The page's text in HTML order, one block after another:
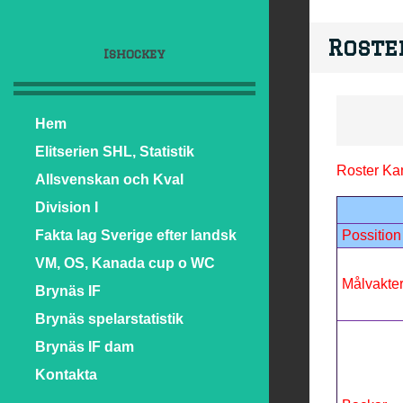
Ishockey
Hem
Elitserien SHL, Statistik
Allsvenskan och Kval
Division I
Fakta lag Sverige efter landsk
VM, OS, Kanada cup o WC
Brynäs IF
Brynäs spelarstatistik
Brynäs IF dam
Kontakta
Roster
Possition
Målvakter